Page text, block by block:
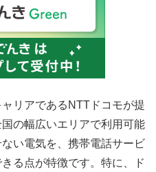
リアであるNTTドコモが提
の幅広いエリアで利用可能
い電気を、携帯電話サービ
る点が特徴です。特に、ド